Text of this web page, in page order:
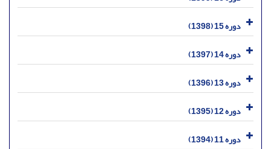
دوره 15 (1398)
دوره 14 (1397)
دوره 13 (1396)
دوره 12 (1395)
دوره 11 (1394)